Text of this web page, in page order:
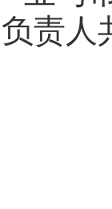
责